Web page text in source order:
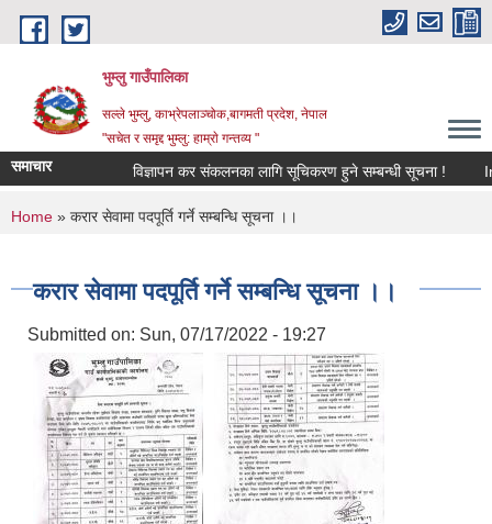
Skip to main content
भुम्लु गाउँपालिका
सल्ले भुम्लु, काभ्रेपलाञ्चोक,बागमती प्रदेश, नेपाल
"सचेत र समृद्द भुम्लु: हाम्राे गन्तव्य "
समाचार विज्ञापन कर संकलनका लागि सूचिकरण हुने सम्बन्धी सूचना !
You are here
Home » करार सेवामा पदपूर्ति गर्ने सम्बन्धि सूचना ।।
करार सेवामा पदपूर्ति गर्ने सम्बन्धि सूचना ।।
Submitted on: Sun, 07/17/2022 - 19:27